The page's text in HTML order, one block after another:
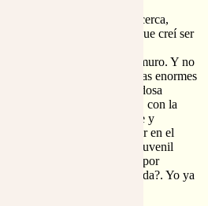
el lugar de la pared de la cerca,
había visto de paso lo que creí ser
que lo aplastaba contra el muro. Y no
impensable lo que veía: ¡unas enormes
pocos resquicios de la frondosa
bellas amigas de infancia, con la
con la misma penetrante y
estaban florecidas al entrar en el
ni notado. Y aquella juvenil
de su titánica lucha por
de su lucha por la vida?. Yo ya